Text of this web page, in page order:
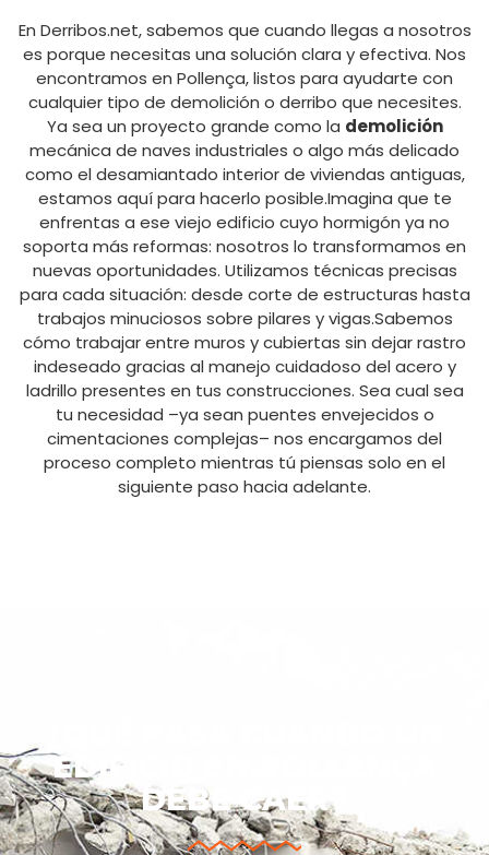
En Derribos.net, sabemos que cuando llegas a nosotros
es porque necesitas una solución clara y efectiva. Nos
encontramos en Pollença, listos para ayudarte con
cualquier tipo de demolición o derribo que necesites.
Ya sea un proyecto grande como la demolición
mecánica de naves industriales o algo más delicado
como el desamiantado interior de viviendas antiguas,
estamos aquí para hacerlo posible.Imagina que te
enfrentas a ese viejo edificio cuyo hormigón ya no
soporta más reformas: nosotros lo transformamos en
nuevas oportunidades. Utilizamos técnicas precisas
para cada situación: desde corte de estructuras hasta
trabajos minuciosos sobre pilares y vigas.Sabemos
cómo trabajar entre muros y cubiertas sin dejar rastro
indeseado gracias al manejo cuidadoso del acero y
ladrillo presentes en tus construcciones. Sea cual sea
tu necesidad –ya sean puentes envejecidos o
cimentaciones complejas– nos encargamos del
proceso completo mientras tú piensas solo en el
siguiente paso hacia adelante.
EDIFICIO EN POLLENÇA
DEBE CAER?